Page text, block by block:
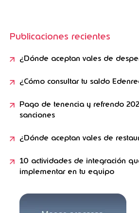
Publicaciones recientes
¿Dónde aceptan vales de
¿Cómo consultar tu saldo
Pago de tenencia y refrendo
sanciones
¿Dónde aceptan vales de
10 actividades de integración
implementar en tu equipo